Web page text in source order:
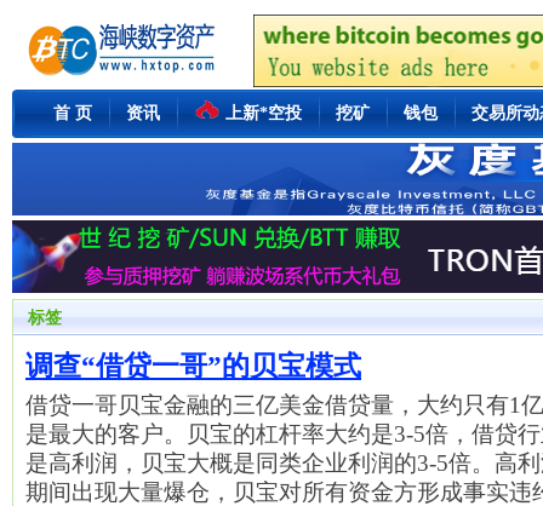
首 页 资讯 上新*空投 挖矿 钱包 交易所动
标签
调查“借贷一哥”的贝宝模式
借贷一哥贝宝金融的三亿美金借贷量，大约只有1
是最大的客户。贝宝的杠杆率大约是3-5倍，借贷
是高利润，贝宝大概是同类企业利润的3-5倍。高
期间出现大量爆仓，贝宝对所有资金方形成事实违